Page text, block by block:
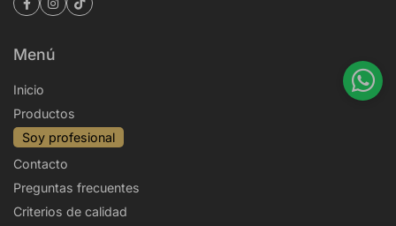
Menú
Inicio
Productos
Soy profesional
Contacto
Preguntas frecuentes
Criterios de calidad